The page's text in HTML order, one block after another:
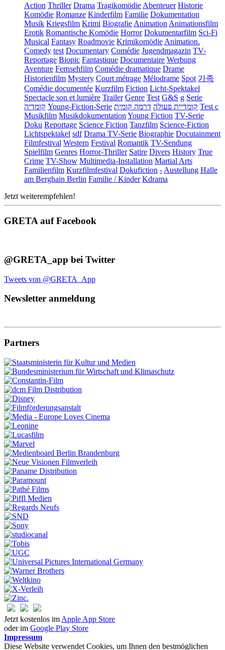
Action Thriller Drama Tragikomödie Abenteuer Historie
Komödie Romanze Kinderfilm Familie Dokumentation
Musik Kriegsfilm Krimi Biografie Animation Animationsfilm
Erotik Romantische Komödie Horror Dokumentarfilm Sci-Fi
Musical Fantasy Roadmovie Krimikomödie Animation.
Comedy test Documentary Comédie Jugendmagazin TV-
Reportage Biopic Fantastique Documentaire Werbung
Aventure Fernsehfilm Comédie dramatique Drame
Historienfilm Mystery Court métrage Mélodrame Spot 가족
Comédie documentée Kurzfilm Fiction Licht-Spektakel
Spectacle son et lumière Trailer Genre Test G&S g Serie
קומדיה Young-Fiction-Serie קומדיית פעולה דרמה קומית
Test c
Musikfilm Musikdokumentation Young Fiction TV-Serie
Doku Reportage Science Fiction Tanzfilm Science-Fiction
Lichtspektakel sdf Drama TV-Serie Biographie Docutainment
Filmfestival Western Festival Romantik TV-Sendung
Spielfilm Genres Horror-Thriller Satire Divers History True
Crime TV-Show Multimedia-Installation Martial Arts
Familienfilm Kurzfilmfestival Dokufiction - Austellung Halle
am Berghain Berlin Familie / Kinder Kdrama
Jetzt weiterempfehlen!
GRETA auf Facebook
@GRETA_app bei Twitter
Tweets von @GRETA_App
Newsletter anmeldung
Partners
Jetzt kostenlos im Apple App Store
oder im Google Play Store
Impressum
Diese Website verwendet Cookies, um Ihnen den bestmöglichen